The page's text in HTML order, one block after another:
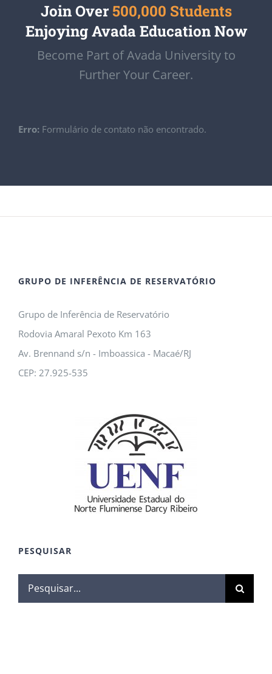
Join Over 500,000 Students
Enjoying Avada Education Now
Become Part of Avada University to
Further Your Career.
Erro: Formulário de contato não encontrado.
GRUPO DE INFERÊNCIA DE RESERVATÓRIO
Grupo de Inferência de Reservatório
Rodovia Amaral Pexoto Km 163
Av. Brennand s/n - Imboassica - Macaé/RJ
CEP: 27.925-535
PESQUISAR